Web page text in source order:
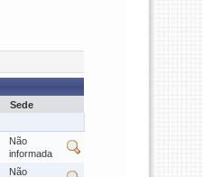
Sede
Não
informada
Não